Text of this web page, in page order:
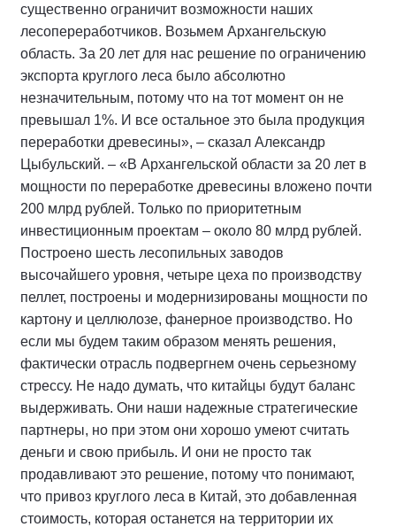
существенно ограничит возможности наших
лесопереработчиков. Возьмем Архангельскую
область. За 20 лет для нас решение по ограничению
экспорта круглого леса было абсолютно
незначительным, потому что на тот момент он не
превышал 1%. И все остальное это была продукция
переработки древесины», – сказал Александр
Цыбульский. – «В Архангельской области за 20 лет в
мощности по переработке древесины вложено почти
200 млрд рублей. Только по приоритетным
инвестиционным проектам – около 80 млрд рублей.
Построено шесть лесопильных заводов
высочайшего уровня, четыре цеха по производству
пеллет, построены и модернизированы мощности по
картону и целлюлозе, фанерное производство. Но
если мы будем таким образом менять решения,
фактически отрасль подвергнем очень серьезному
стрессу. Не надо думать, что китайцы будут баланс
выдерживать. Они наши надежные стратегические
партнеры, но при этом они хорошо умеют считать
деньги и свою прибыль. И они не просто так
продавливают это решение, потому что понимают,
что привоз круглого леса в Китай, это добавленная
стоимость, которая останется на территории их